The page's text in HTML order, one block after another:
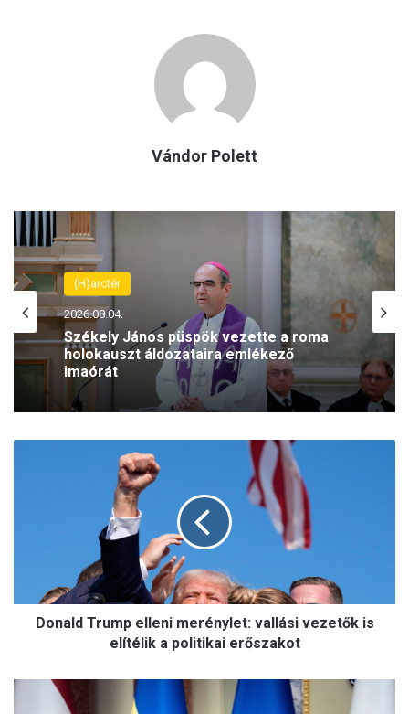
Vándor Polett
(H)arctér
2026.08.04.
Székely János püspök vezette a roma
holokauszt áldozataira emlékező
imaórát
u
l
Donald Trump elleni merénylet: vallási vezetők is
elítélik a politikai erőszakot
F